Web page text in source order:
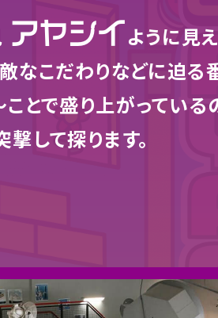
アヤシイように見
なこだわりなどに迫る
とで盛り上がっている
して探ります。